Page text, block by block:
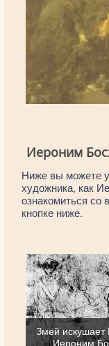
Иероним
Ниже вы можете
художника, как
ознакомиться со
кнопке ниже.
Змей
Иероним